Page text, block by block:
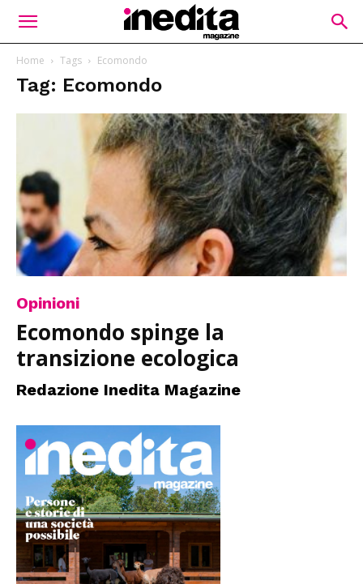
Home Tags Ecomondo
Tag: Ecomondo
Opinioni
Ecomondo spinge la
transizione ecologica
Redazione Inedita Magazine